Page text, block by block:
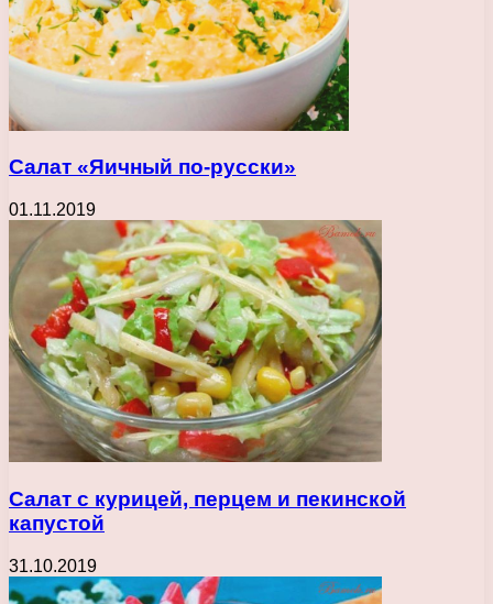
Салат «Яичный по-русски»
01.11.2019
Салат с курицей, перцем и пекинской
капустой
31.10.2019